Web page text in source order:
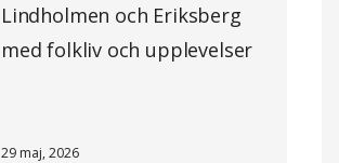
Lindholmen och Eriksberg
med folkliv och upplevelser
29 maj, 2026